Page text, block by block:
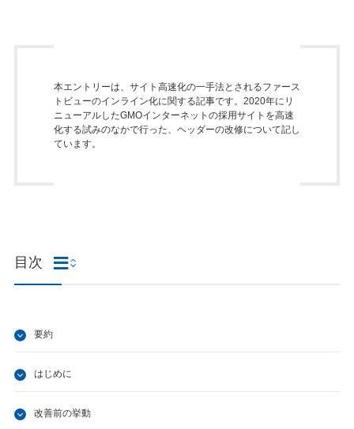
本エントリーは、サイト高速化の一手法とされるファース
トビューのインライン化に関する記事です。2020年にリ
ニューアルしたGMOインターネットの採用サイトを高速
化する試みのなかで行った、ヘッダーの改修について記し
ています。
目次
要約
はじめに
改善前の挙動